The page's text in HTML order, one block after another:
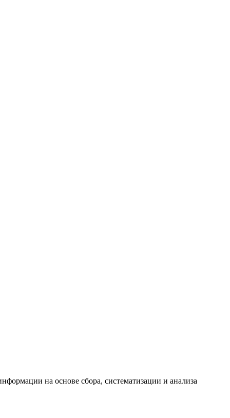
на основе сбора, систематизации и анализа